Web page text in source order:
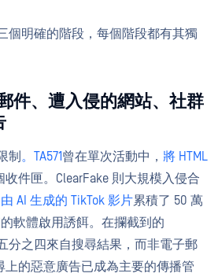
個明確的階段，每個階段都有其獨
件、遭入侵的網站、社群
制 。TA571曾在單次活動中， 將 HTML
收件匣。ClearFake 則大規模入侵合
由 AI 生成的 TikTok 影片累積了 50 萬
軟體啟用誘餌。在攔截到的
分之四來自搜尋結果，而非電子郵
上的惡意廣告已成為主要的傳播管